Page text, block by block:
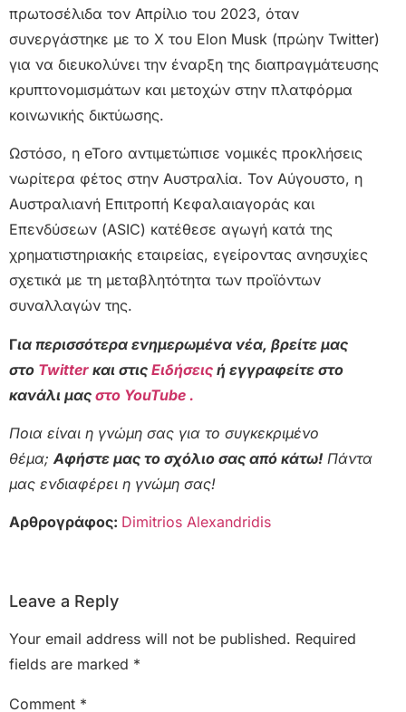
πρωτοσέλιδα τον Απρίλιο του 2023, όταν
συνεργάστηκε με το X του Elon Musk (πρώην Twitter)
για να διευκολύνει την έναρξη της διαπραγμάτευσης
κρυπτονομισμάτων και μετοχών στην πλατφόρμα
κοινωνικής δικτύωσης.
Ωστόσο, η eToro αντιμετώπισε νομικές προκλήσεις
νωρίτερα φέτος στην Αυστραλία. Τον Αύγουστο, η
Αυστραλιανή Επιτροπή Κεφαλαιαγοράς και
Επενδύσεων (ASIC) κατέθεσε αγωγή κατά της
χρηματιστηριακής εταιρείας, εγείροντας ανησυχίες
σχετικά με τη μεταβλητότητα των προϊόντων
συναλλαγών της.
Για περισσότερα ενημερωμένα νέα, βρείτε μας
στο Twitter και στις Ειδήσεις ή εγγραφείτε στο
κανάλι μας στο YouTube .
Ποια είναι η γνώμη σας για το συγκεκριμένο
θέμα; Αφήστε μας το σχόλιο σας από κάτω! Πάντα
μας ενδιαφέρει η γνώμη σας!
Αρθρογράφος: Dimitrios Alexandridis
Leave a Reply
Your email address will not be published. Required
fields are marked *
Comment *